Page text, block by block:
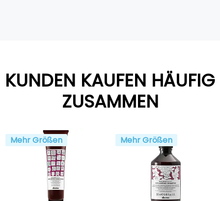
KUNDEN KAUFEN HÄUFIG
ZUSAMMEN
Mehr Größen Mehr Größen